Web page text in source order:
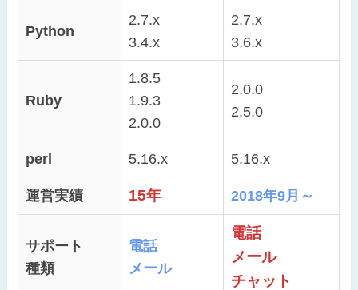
Python
2.7.x
3.4.x
2.7.x
3.6.x
Ruby
1.8.5
1.9.3
2.0.0
2.0.0
2.5.0
perl 5.16.x 5.16.x
運営実績 15年 2018年9月～
サポート
種類
電話
メール
電話
メール
チャット